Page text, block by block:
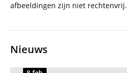
afbeeldingen zijn niet rechtenvrij.
Nieuws